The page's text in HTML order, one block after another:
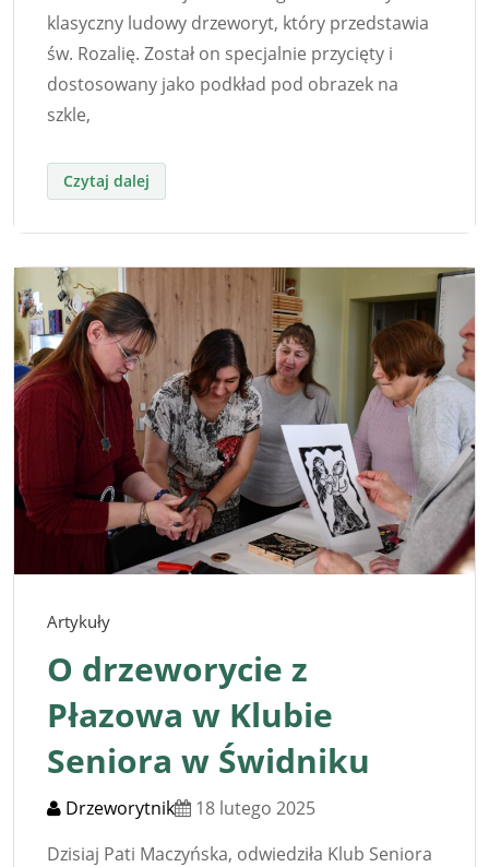
klasyczny ludowy drzeworyt, który przedstawia
św. Rozalię. Został on specjalnie przycięty i
dostosowany jako podkład pod obrazek na
szkle,
Artykuły
O drzeworycie z
Płazowa w Klubie
Seniora w Świdniku
Drzeworytnik
18 lutego 2025
Dzisiaj Pati Maczyńska, odwiedziła Klub Seniora